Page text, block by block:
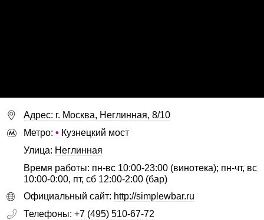
Адрес: г. Москва, Неглинная, 8/10
Метро: • Кузнецкий мост
Улица: Неглинная
Время работы: пн-вс 10:00-23:00 (винотека); пн-чт, вс
10:00-0:00, пт, сб 12:00-2:00 (бар)
Официальный сайт: http://simplewbar.ru
Телефоны: +7 (495) 510-67-72